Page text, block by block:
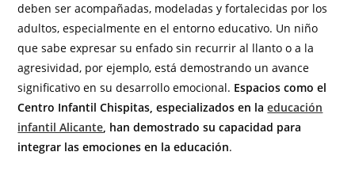
deben ser acompañadas, modeladas y fortalecidas por los
adultos, especialmente en el entorno educativo. Un niño
que sabe expresar su enfado sin recurrir al llanto o a la
agresividad, por ejemplo, está demostrando un avance
significativo en su desarrollo emocional. Espacios como el
Centro Infantil Chispitas, especializados en laeducación
infantil Alicante, han demostrado su capacidad para
integrar las emociones en la educación.